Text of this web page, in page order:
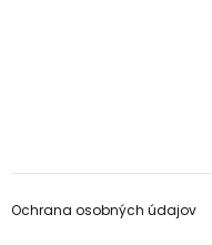
Ochrana osobných údajov